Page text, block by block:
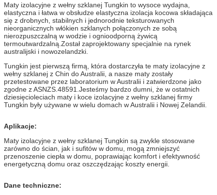
Maty izolacyjne z wełny szklanej Tungkin to wysoce wydajna,
elastyczna i łatwa w obsłudze elastyczna izolacja kocowa składająca
się z drobnych, stabilnych i jednorodnie teksturowanych
nieorganicznych włókien szklanych połączonych ze sobą
nierozpuszczalną w wodzie i ognioodporną żywicą
termoutwardzalną.Został zaprojektowany specjalnie na rynek
australijski i nowozelandzki.
Tungkin jest pierwszą firmą, która dostarczyła te maty izolacyjne z
wełny szklanej z Chin do Australii, a nasze maty zostały
przetestowane przez laboratorium w Australii i zatwierdzone jako
zgodne z ASNZS.48591.Jesteśmy bardzo dumni, że w ostatnich
dziesięcioleciach maty i koce izolacyjne z wełny szklanej firmy
Tungkin były używane w wielu domach w Australii i Nowej Zelandii.
Aplikacje:
Maty izolacyjne z wełny szklanej Tungkin są zwykle stosowane
zarówno do ścian, jak i sufitów w domu, mogą zmniejszyć
przenoszenie ciepła w domu, poprawiając komfort i efektywność
energetyczną domu oraz oszczędzając koszty energii.
Dane techniczne: